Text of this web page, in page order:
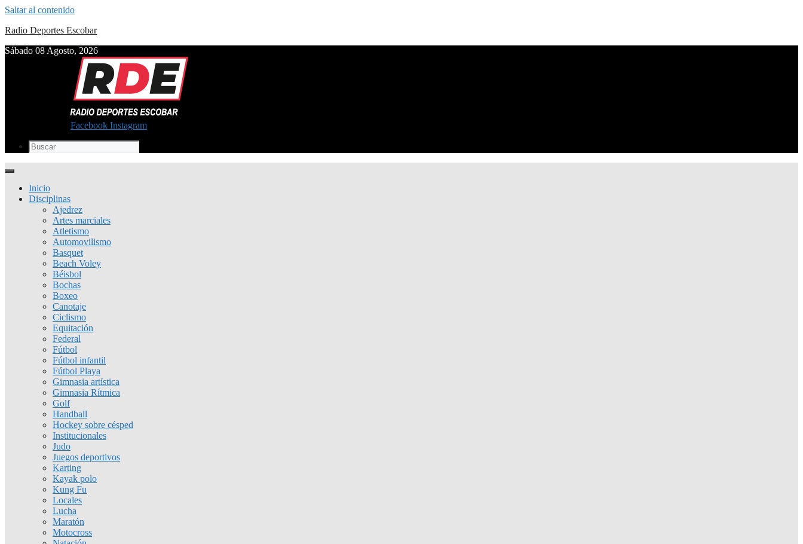
Saltar al contenido
Radio Deportes Escobar
Sábado 08 Agosto, 2026
Facebook Instagram
Inicio
Disciplinas
Ajedrez
Artes marciales
Atletismo
Automovilismo
Basquet
Beach Voley
Béisbol
Bochas
Boxeo
Canotaje
Ciclismo
Equitación
Federal
Fútbol
Fútbol infantil
Fútbol Playa
Gimnasia artística
Gimnasia Rítmica
Golf
Handball
Hockey sobre césped
Institucionales
Judo
Juegos deportivos
Karting
Kayak polo
Kung Fu
Locales
Lucha
Maratón
Motocross